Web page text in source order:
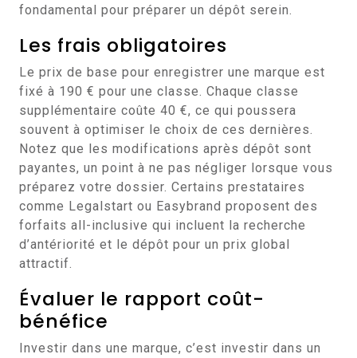
fondamental pour préparer un dépôt serein.
Les frais obligatoires
Le prix de base pour enregistrer une marque est
fixé à 190 € pour une classe. Chaque classe
supplémentaire coûte 40 €, ce qui poussera
souvent à optimiser le choix de ces dernières.
Notez que les modifications après dépôt sont
payantes, un point à ne pas négliger lorsque vous
préparez votre dossier. Certains prestataires
comme Legalstart ou Easybrand proposent des
forfaits all-inclusive qui incluent la recherche
d’antériorité et le dépôt pour un prix global
attractif.
Évaluer le rapport coût-
bénéfice
Investir dans une marque, c’est investir dans un